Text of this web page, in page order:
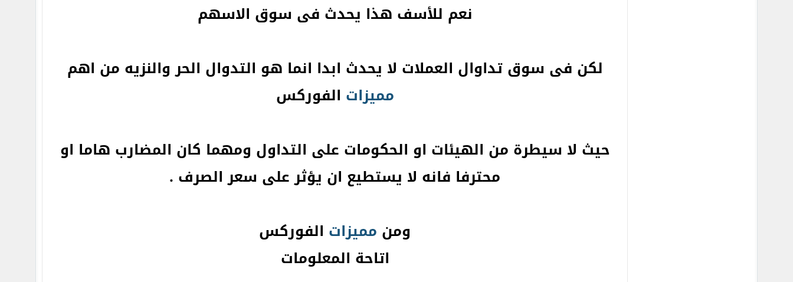
نعم للأسف هذا يحدث فى سوق الاسهم
لكن فى سوق تداوال العملات لا يحدث ابدا انما هو التدوال الحر والنزيه من اهم
مميزات الفوركس
حيث لا سيطرة من الهيئات او الحكومات على التداول ومهما كان المضارب هاما او
محترفا فانه لا يستطيع ان يؤثر على سعر الصرف .
ومن مميزات الفوركس
اتاحة المعلومات